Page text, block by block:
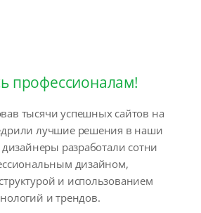
профессионалам!
тысячи успешных сайтов на
лучшие решения в наши
разработали сотни
дизайном,
и использованием
и трендов.